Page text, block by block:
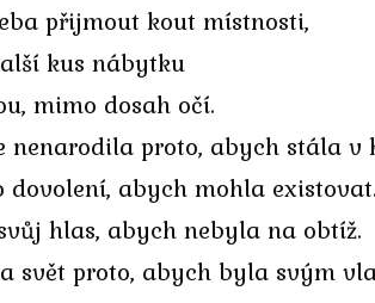
přijmout kout místnosti,
kus nábytku
mimo dosah očí.
nenarodila proto, abych stála v
dovolení, abych mohla
hlas, abych nebyla na obtíž.
svět proto, abych byla svým